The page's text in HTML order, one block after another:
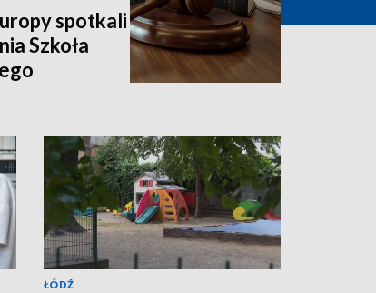
spotkali
Szkoła
ŁÓDŹ